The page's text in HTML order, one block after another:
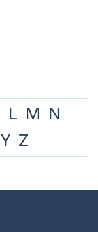
L M N
Y Z